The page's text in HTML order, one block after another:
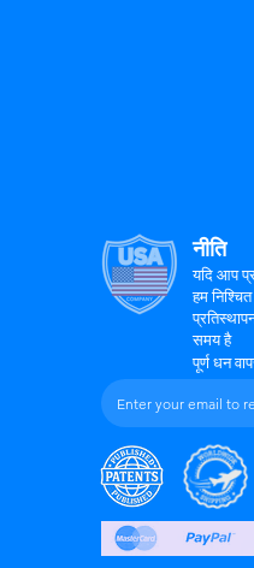
नीति
यदि आप
हम
समय है
पूर्ण धन